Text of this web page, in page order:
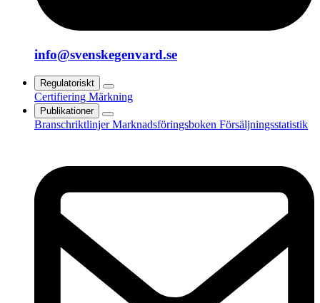
info@svenskegenvard.se
Regulatoriskt
Certifiering Märkning
Publikationer
BranschriktlinjerMarknadsföringsboken Försäljningsstatistik